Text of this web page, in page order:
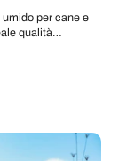
per cane e
qualità